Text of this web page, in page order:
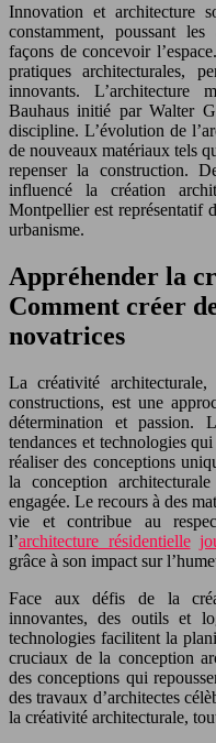
Innovation et architecture
constamment, poussant
façons de concevoir
pratiques architecturales,
innovants. L’architecture
Bauhaus initié par Walter
discipline. L’évolution de
de nouveaux matériaux tels
repenser la construction.
influencé la création
Montpellier est représentatif
urbanisme.
Appréhender la
Comment créer
novatrices
La créativité
constructions, est une
détermination et passion.
tendances et technologies
réaliser des conceptions
la conception
engagée. Le recours à des
vie et contribue au
l’architecture résidentielle
grâce à son impact sur
Face aux défis de la
innovantes, des outils et
technologies facilitent la
cruciaux de la conception
des conceptions qui
des travaux d’architectes
la créativité architecturale,